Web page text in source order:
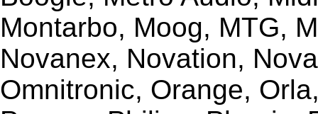
Montarbo, Moog, MTG,
Novanex, Novation,
Omnitronic, Orange,